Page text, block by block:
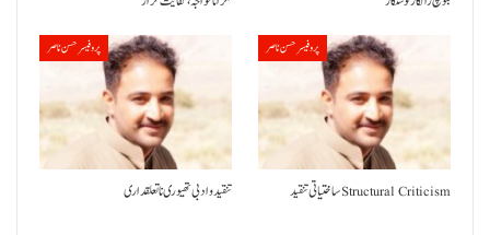
پروفیسر حسن ناصر
تنقید و ادبی تھیوری نا تعلقداری
پروفیسر حسن ناصر
ساختیاتی تنقید Structural Criticism